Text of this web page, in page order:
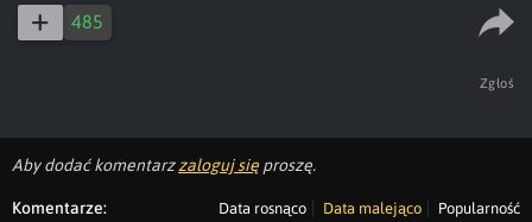
485
Zgłoś
Aby dodać komentarzzaloguj się proszę.
Komentarze: Data rosnąco Data malejąco Popularność